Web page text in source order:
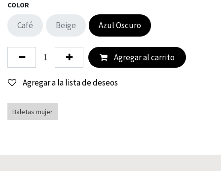
COLOR
Café Beige Azul Oscuro
Agregar al carrito
Agregar a la lista de deseos
Baletas mujer